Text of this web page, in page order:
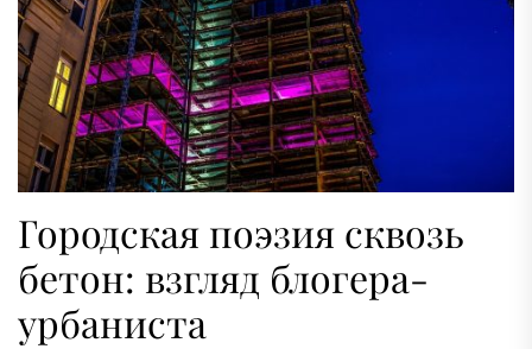
Городская поэзия сквозь
бетон: взгляд блогера-
урбаниста